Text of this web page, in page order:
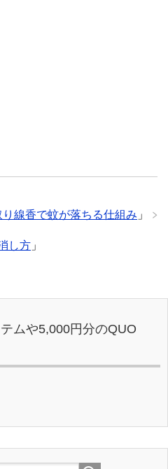
り線香で蚊が落ちる仕組み 」
し方 」
ムや5,000円分のQUO